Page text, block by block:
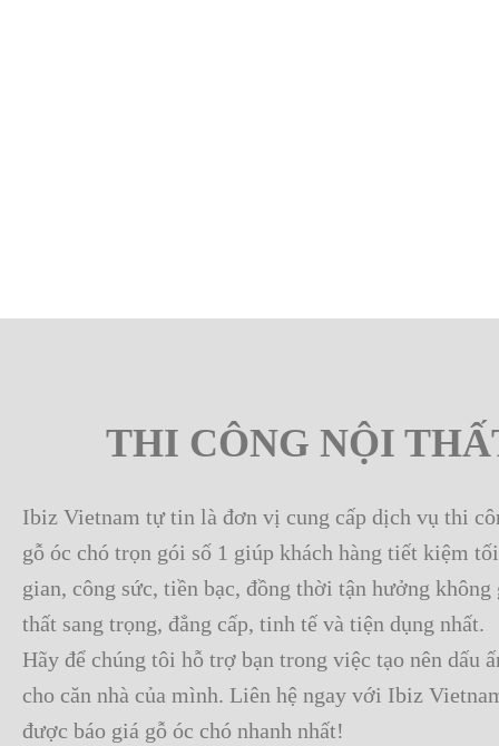
THI CÔNG NỘI
Ibiz Vietnam tự tin là đơn vị cung cấp dịch vụ thi
gỗ óc chó trọn gói số 1 giúp khách hàng tiết kiệm
gian, công sức, tiền bạc, đồng thời tận hưởng không
thất sang trọng, đẳng cấp, tinh tế và tiện dụng nhất.
Hãy để chúng tôi hỗ trợ bạn trong việc tạo nên dấu
cho căn nhà của mình. Liên hệ ngay với Ibiz
được báo giá gỗ óc chó nhanh nhất!